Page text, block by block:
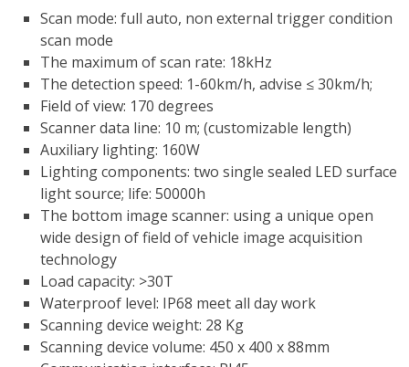
Scan mode: full auto, non external trigger condition
scan mode
The maximum of scan rate: 18kHz
The detection speed: 1-60km/h, advise ≤ 30km/h;
Field of view: 170 degrees
Scanner data line: 10 m; (customizable length)
Auxiliary lighting: 160W
Lighting components: two single sealed LED surface
light source; life: 50000h
The bottom image scanner: using a unique open
wide design of field of vehicle image acquisition
technology
Load capacity: >30T
Waterproof level: IP68 meet all day work
Scanning device weight: 28 Kg
Scanning device volume: 450 x 400 x 88mm